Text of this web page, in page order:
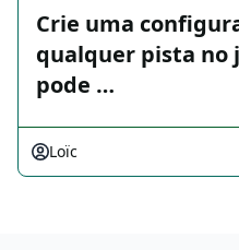
Crie uma
qualquer pista no
pode …
Loïc